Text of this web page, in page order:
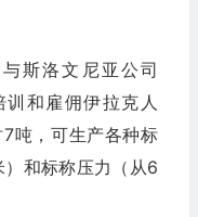
斯洛文尼亚公司
训和雇佣伊拉克人
吨，可生产各种标
和标称压力（从6